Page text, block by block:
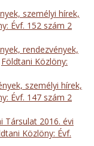
személyi hírek,
Évf. 152 szám 2
rendezvények,
Földtani Közlöny:
személyi hírek,
Évf. 147 szám 2
Társulat 2016. évi
Közlöny: Évf.